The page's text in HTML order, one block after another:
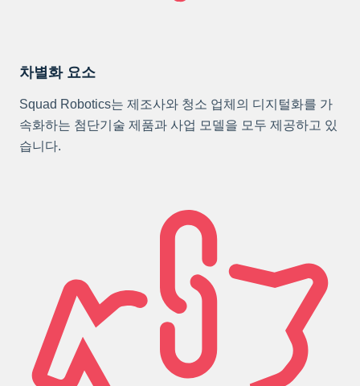
차별화 요소
Squad Robotics는 제조사와 청소 업체의 디지털화를 가
속화하는 첨단기술 제품과 사업 모델을 모두 제공하고 있
습니다.